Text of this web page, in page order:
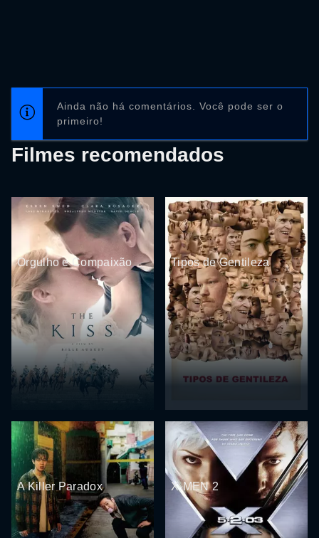
Ainda não há comentários. Você pode ser o
primeiro!
Filmes recomendados
Orgulho e Compaixão Tipos de Gentileza
A Killer Paradox X-MEN 2